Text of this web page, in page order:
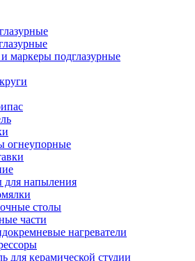
маркеры подглазурные
огнеупорные
для напыления
столы
части
нагреватели
для керамической студии